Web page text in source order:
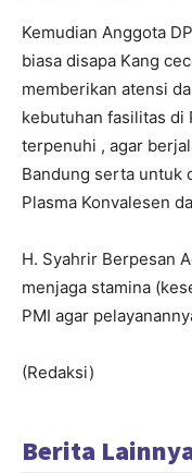
Kemudian Anggota
biasa disapa Kang
memberikan atensi
kebutuhan fasilitas di
terpenuhi , agar
Bandung serta untuk
Plasma Konvalesen
H. Syahrir Berpesan
menjaga stamina
PMI agar
(Redaksi)
Berita